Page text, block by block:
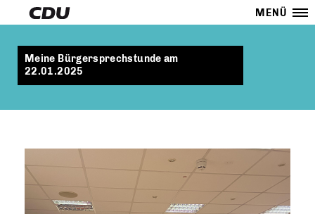
MENÜ
Meine Bürgersprechstunde am
22.01.2025